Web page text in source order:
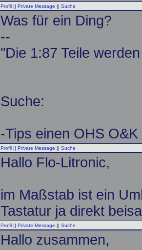
Profil || Private Message || Suche
Was für ein Ding?
--
"Die 1:87 Teile
Suche:
-Tips einen OHS
Profil || Private Message || Suche
Hallo Flo-Litronic,
im Maßstab ist ein
Tastatur ja direkt
Profil || Private Message || Suche
Hallo zusammen,